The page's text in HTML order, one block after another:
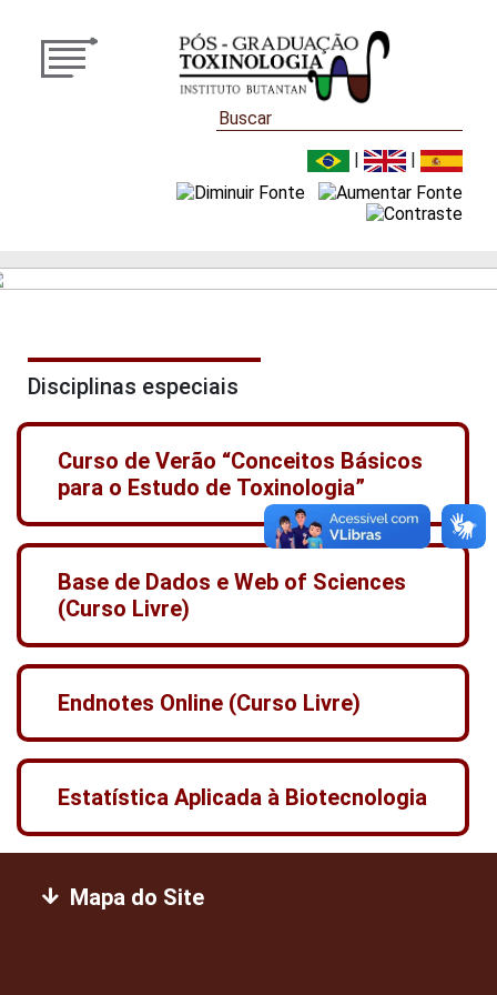
| |
Disciplinas especiais
Curso de Verão “Conceitos Básicos
para o Estudo de Toxinologia”
Base de Dados e Web of Sciences
(Curso Livre)
Endnotes Online (Curso Livre)
Estatística Aplicada à Biotecnologia
Mapa do Site